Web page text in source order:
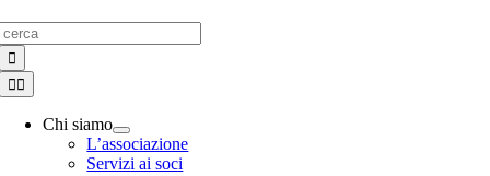
Toggle
Navigation
Chi siamo
L’associazione
Servizi ai soci